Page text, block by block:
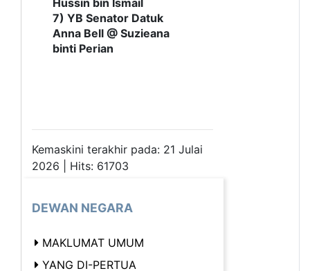
7) YB Senator Datuk
Anna Bell @ Suzieana
binti Perian
Kemaskini terakhir pada: 21 Julai
2026 | Hits: 61703
DEWAN NEGARA
MAKLUMAT UMUM
YANG DI-PERTUA